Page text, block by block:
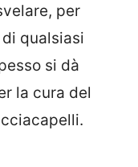
per
qualsiasi
si dà
la cura del